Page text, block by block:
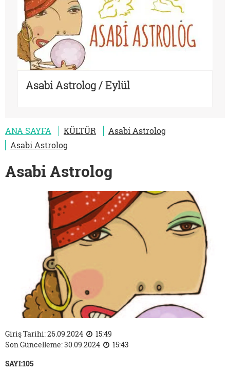
Asabi Astrolog / Eylül
ANA SAYFA KÜLTÜR
Asabi Astrolog
Asabi Astrolog
Asabi Astrolog
Giriş Tarihi: 26.09.2024
15:49
Son Güncelleme: 30.09.2024
15:43
SAYI:105